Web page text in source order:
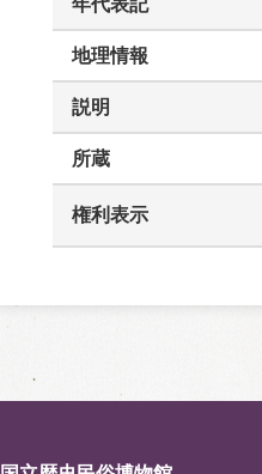
地理情報
説明
所蔵
権利表示